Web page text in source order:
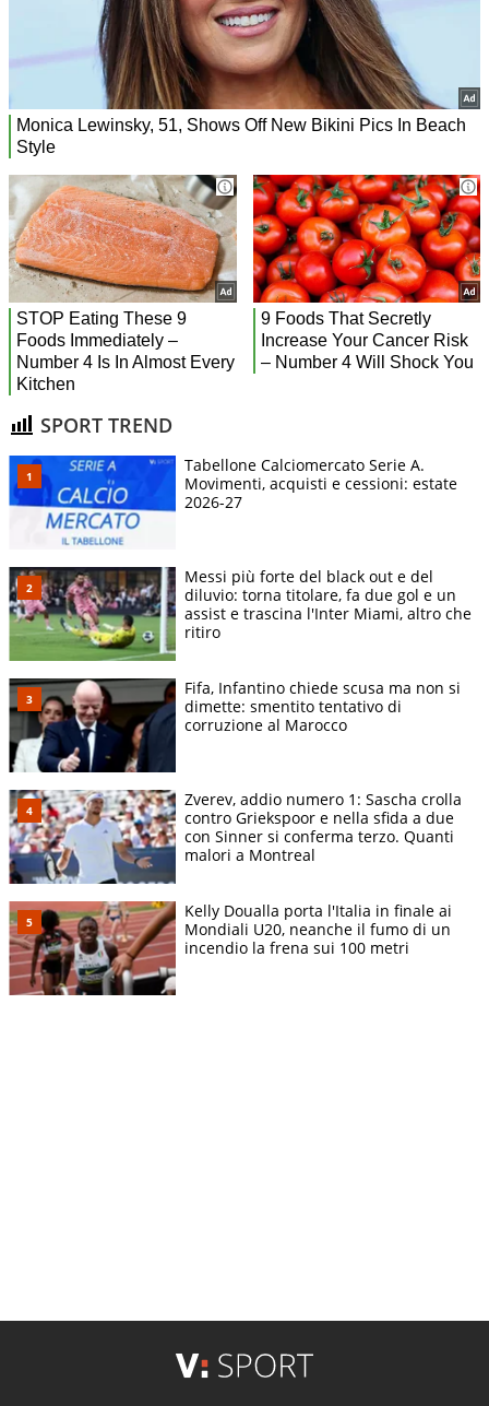
SPORT TREND
Tabellone Calciomercato Serie A.
Movimenti, acquisti e cessioni: estate
2026-27
Messi più forte del black out e del
diluvio: torna titolare, fa due gol e un
assist e trascina l'Inter Miami, altro che
ritiro
Fifa, Infantino chiede scusa ma non si
dimette: smentito tentativo di
corruzione al Marocco
Zverev, addio numero 1: Sascha crolla
contro Griekspoor e nella sfida a due
con Sinner si conferma terzo. Quanti
malori a Montreal
Kelly Doualla porta l'Italia in finale ai
Mondiali U20, neanche il fumo di un
incendio la frena sui 100 metri